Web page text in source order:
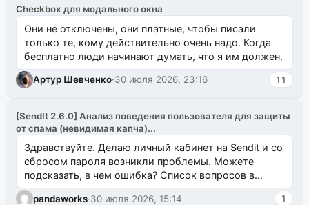
Checkbox для модального окна
Они не отключены, они платные, чтобы писали
только те, кому действительно очень надо. Когда
бесплатно люди начинают думать, что я им должен.
Артур Шевченко·30 июля 2026, 23:16 11
[SendIt 2.6.0] Анализ поведения пользователя для защиты
от спама (невидимая капча)...
Здравствуйте. Делаю личный кабинет на Sendit и со
сбросом пароля возникли проблемы. Можете
подсказать, в чем ошибка? Список вопросов в
одноименном разделе на modx.pro пока пуст, и,...
pandaworks·30 июля 2026, 15:14 1